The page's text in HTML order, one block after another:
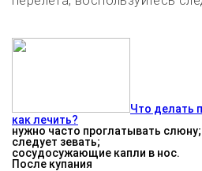
Что делать
как лечить?
нужно часто проглатывать слюну;
следует зевать;
сосудосужающие капли в нос.
После купания